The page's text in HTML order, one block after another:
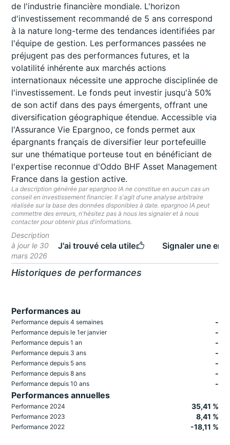
de l'industrie financière mondiale. L'horizon
d'investissement recommandé de 5 ans correspond
à la nature long-terme des tendances identifiées par
l'équipe de gestion. Les performances passées ne
préjugent pas des performances futures, et la
volatilité inhérente aux marchés actions
internationaux nécessite une approche disciplinée de
l'investissement. Le fonds peut investir jusqu'à 50%
de son actif dans des pays émergents, offrant une
diversification géographique étendue. Accessible via
l'Assurance Vie Epargnoo, ce fonds permet aux
épargnants français de diversifier leur portefeuille
sur une thématique porteuse tout en bénéficiant de
l'expertise reconnue d'Oddo BHF Asset Management
France dans la gestion active.
La description générée par epargnoo IA ne constitue en aucun cas un
conseil en investissement financier. Il s'agit d'une analyse arbitraire
réalisée sur la base des données disponibles à date. epargnoo IA peut
commettre des erreurs, n'hésitez pas à nous les signaler et à nous
contacter pour obtenir plus d'informations.
Description
à jour le 30
mars 2026
J'ai trouvé cela utile Signaler une
Historiques de performances
Performances au
Performance depuis 4 semaines -
Performance depuis le 1er janvier -
Performance depuis 1 an -
Performance depuis 3 ans -
Performance depuis 5 ans -
Performance depuis 8 ans -
Performance depuis 10 ans -
Performances annuelles
Performance 2024 35,41 %
Performance 2023 8,41 %
Performance 2022 -18,11 %